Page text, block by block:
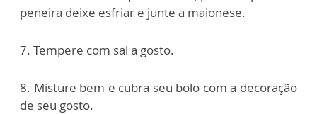
peneira deixe esfriar e junte a maionese.
7. Tempere com sal a gosto.
8. Misture bem e cubra seu bolo com a decoração
de seu gosto.